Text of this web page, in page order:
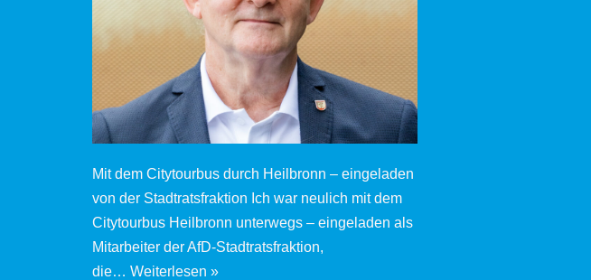
Mit dem Citytourbus durch Heilbronn – eingeladen
von der Stadtratsfraktion Ich war neulich mit dem
Citytourbus Heilbronn unterwegs – eingeladen als
Mitarbeiter der AfD‑Stadtratsfraktion,
die… Weiterlesen »